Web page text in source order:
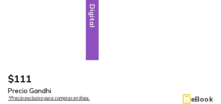
Digital
$111
Precio Gandhi
*Precio exclusivo para compras en línea. eBook